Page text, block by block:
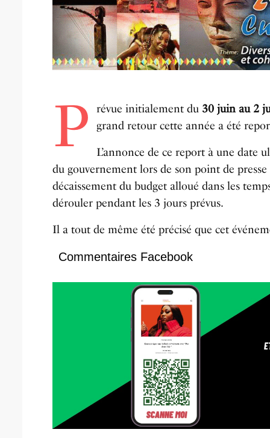
P révue initialement du30 juin au 2
grand retour cette année a été
L’annonce de ce report à une date
du gouvernement lors de son point de
décaissement du budget alloué dans les
dérouler pendant les 3 jours prévus.
Il a tout de même été précisé que cet
Commentaires Facebook